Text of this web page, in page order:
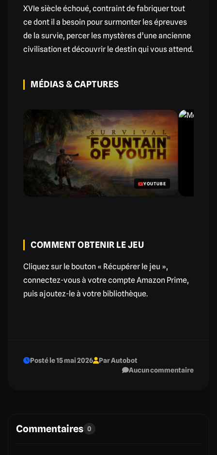
XVIe siècle échoué, contraint de fabriquer tout
ce dont il a besoin pour surmonter les épreuves
de la survie, percer les mystères d’une ancienne
civilisation et découvrir le destin qui vous attend.
MÉDIAS & CAPTURES
YOUTUBE
COMMENT OBTENIR LE JEU
Cliquez sur le bouton « Récupérer le jeu »,
connectez-vous à votre compte Amazon Prime,
puis ajoutez-le à votre bibliothèque.
Posté le 15 mai 2026
Par Autobot
Aucun commentaire
Commentaires 0